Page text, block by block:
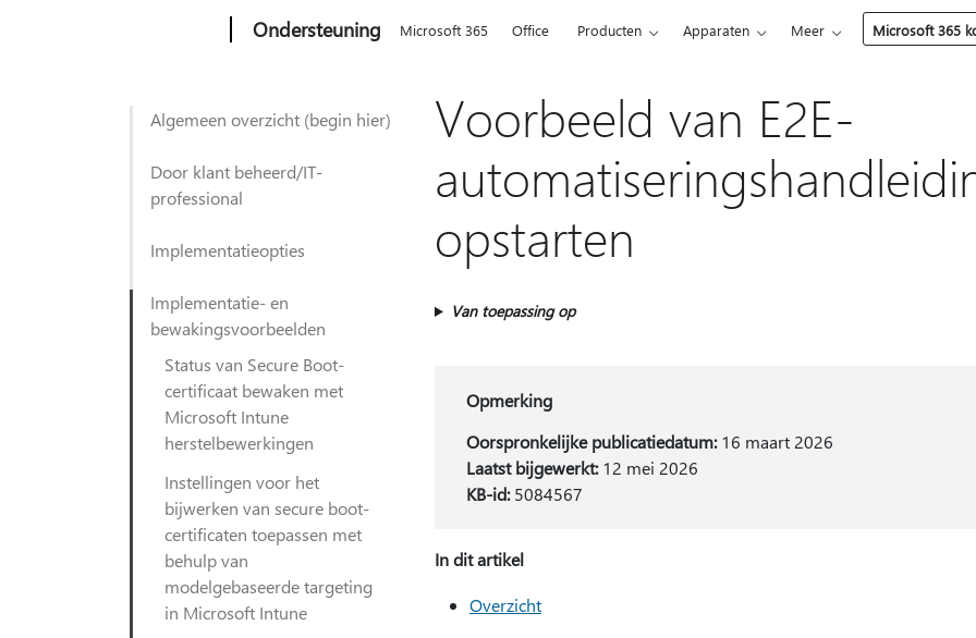
Ondersteuning Microsoft 365 Office Producten Apparaten Meer Microsoft 365
Algemeen overzicht (begin hier)
Door klant beheerd/IT-
professional
Implementatieopties
Implementatie- en
bewakingsvoorbeelden
Status van Secure Boot-
certificaat bewaken met
Microsoft Intune
herstelbewerkingen
Instellingen voor het
bijwerken van secure boot-
certificaten toepassen met
behulp van
modelgebaseerde targeting
in Microsoft Intune
Voorbeeld van E2E-
opstarten
Van toepassing op
Opmerking
Oorspronkelijke publicatiedatum:16 maart 2026
Laatst bijgewerkt:12 mei 2026
KB-id:5084567
In dit artikel
Overzicht